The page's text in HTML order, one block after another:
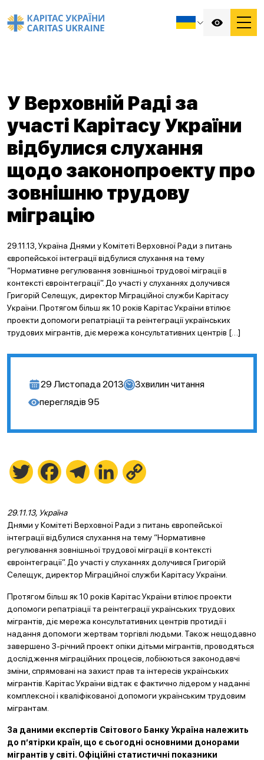
У Верховній Раді за
участі Карітасу України
відбулися слухання
щодо законопроекту про
зовнішню трудову
міграцію
29.11.13, Україна Днями у Комітеті Верховної Ради з питань
європейської інтеграції відбулися слухання на тему
“Нормативне регулювання зовнішньої трудової міграції в
контексті євроінтеграції”. До участі у слуханнях долучився
Григорій Селещук, директор Міграційної служби Карітасу
України. Протягом більш як 10 років Карітас України втілює
проекти допомоги репатріації та реінтеграції українських
трудових мігрантів, діє мережа консультативних центрів […]
29 Листопада 2013 3хвилин читання
переглядів 95
Twitter FacebookTelegramLinkedIn
29.11.13, Україна
Днями у Комітеті Верховної Ради з питань європейської
інтеграції відбулися слухання на тему “Нормативне
регулювання зовнішньої трудової міграції в контексті
євроінтеграції”. До участі у слуханнях долучився Григорій
Селещук, директор Міграційної служби Карітасу України.
Протягом більш як 10 років Карітас України втілює проекти
допомоги репатріації та реінтеграції українських трудових
мігрантів, діє мережа консультативних центрів протидії і
надання допомоги жертвам торгівлі людьми. Також нещодавно
завершено 3-річний проект опіки дітьми мігрантів, проводяться
дослідження міграційних процесів, лобіюються законодавчі
зміни, спрямовані на захист прав та інтересів українських
мігрантів. Карітас України відтак є фактично лідером у наданні
комплексної і кваліфікованої допомоги українським трудовим
мігрантам.
За даними експертів Світового Банку Україна належить
до п’ятірки країн, що є сьогодні основними донорами
мігрантів у світі. Офіційні статистичні показники